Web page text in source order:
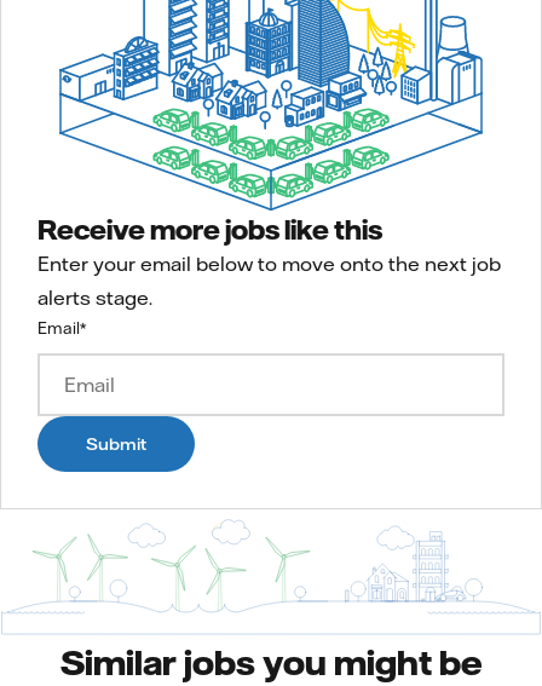
Receive more jobs like this
Enter your email below to move onto the next job
alerts stage.
Email*
Submit
Similar jobs you might be